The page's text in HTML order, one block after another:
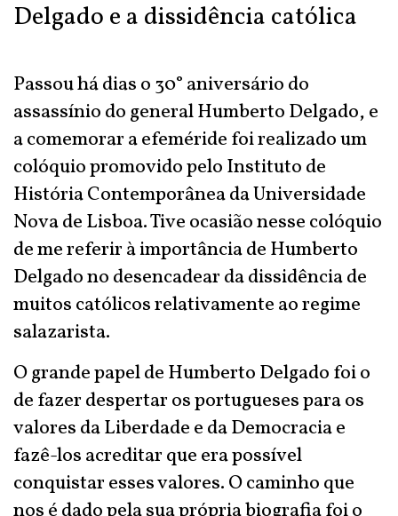
Delgado e a dissidência católica
Passou há dias o 30° aniversário do
assassínio do general Humberto Delgado, e
a comemorar a efeméride foi realizado um
colóquio promovido pelo Instituto de
História Contemporânea da Universidade
Nova de Lisboa. Tive ocasião nesse colóquio
de me referir à importância de Humberto
Delgado no desencadear da dissidência de
muitos católicos relativamente ao regime
salazarista.
O grande papel de Humberto Delgado foi o
de fazer despertar os portugueses para os
valores da Liberdade e da Democracia e
fazê-los acreditar que era possível
conquistar esses valores. O caminho que